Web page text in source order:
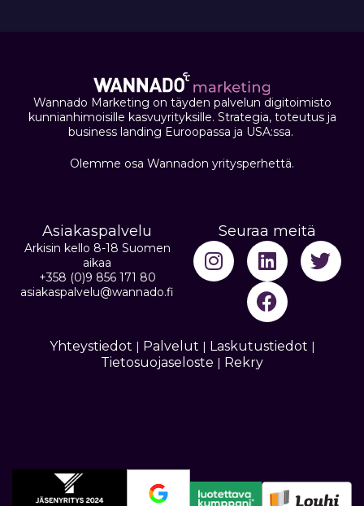
Wannado Marketing on täyden palvelun digitoimisto
kunnianhimoisille kasvuyrityksille. Strategia, toteutus ja
business landing Euroopassa ja USA:ssa.
Olemme osa Wannadon yritysperhettä.
Asiakaspalvelu
Arkisin kello 8-18 Suomen
aikaa
+358 (0)9 856 171 80
asiakaspalvelu@wannado.fi
Seuraa meitä
Yhteystiedot | Palvelut | Laskutustiedot |
Tietosuojaseloste | Rekry